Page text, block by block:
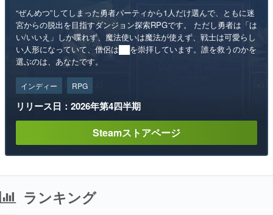
“ぜんめつ”してしまった勇者パーティから1人だけ選んで、ともに迷
宮からの脱出を目指すダンジョン探索RPGです。 ただし勇者は「は
い/いいえ」しか喋れず、魔法使いは魔法が使えず、戦士は可愛らし
い人形になっていて、僧侶は██を崇拝しています。誰を救うのかを
選ぶのは、あなたです。
インディー RPG
リリース日：2026年第4四半期
Steamストアページ
ランキング